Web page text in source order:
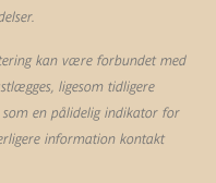
kan være forbundet med
ligesom tidligere
som en pålidelig indikator for
information kontakt